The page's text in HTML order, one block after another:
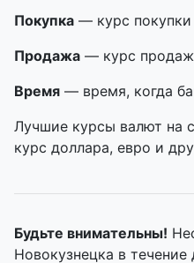
Покупка — курс
Продажа — курс
Время — время, когда
Лучшие курсы валют на
курс доллара, евро и
Будьте внимательны!
Новокузнецка в